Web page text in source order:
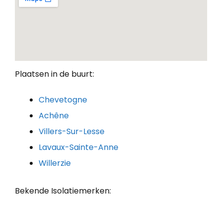
Plaatsen in de buurt:
Chevetogne
Achêne
Villers-Sur-Lesse
Lavaux-Sainte-Anne
Willerzie
Bekende Isolatiemerken: